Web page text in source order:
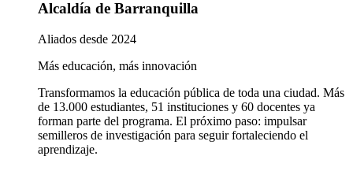
Alcaldía de Barranquilla
Aliados desde 2024
Más educación, más innovación
Transformamos la educación pública de toda una ciudad. Más
de 13.000 estudiantes, 51 instituciones y 60 docentes ya
forman parte del programa. El próximo paso: impulsar
semilleros de investigación para seguir fortaleciendo el
aprendizaje.